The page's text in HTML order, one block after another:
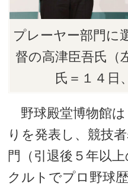
プレーヤー部門に
督の高津臣吾氏（
氏＝１４日
野球殿堂博物館は
りを発表し、競技
門（引退後５年以
クルトでプロ野球